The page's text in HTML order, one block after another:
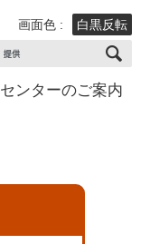
画面色 :
白黒反転
センターのご案内